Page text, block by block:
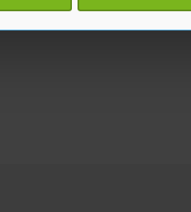
wijzigen of intrekken in de